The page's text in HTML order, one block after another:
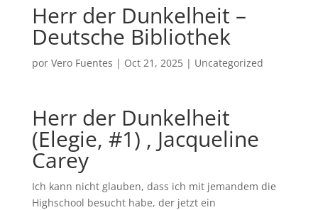
Herr der Dunkelheit –
Deutsche Bibliothek
por Vero Fuentes | Oct 21, 2025| Uncategorized
Herr der Dunkelheit
(Elegie, #1) , Jacqueline
Carey
Ich kann nicht glauben, dass ich mit jemandem die
Highschool besucht habe, der jetzt ein